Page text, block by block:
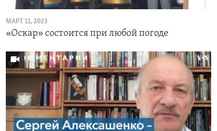
МАРТ 11, 2023
«Оскар» состоится при любой погоде